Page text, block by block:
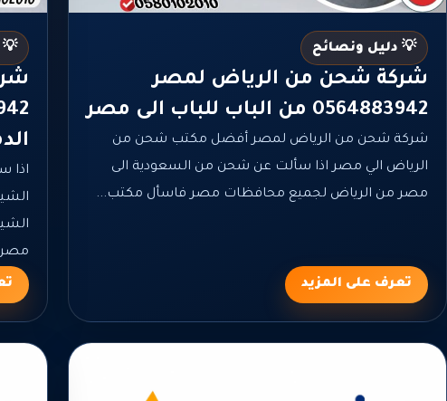
💡 دليل ونصائح
شركة شحن من الرياض لمصر
0564883942 من الباب للباب الى مصر
شركة شحن من الرياض لمصر أفضل مكتب شحن من
الرياض الي مصر اذا سألت عن شحن من السعودية الى
مصر من الرياض لجميع محافظات مصر فاسأل مكتب...
تعرف على المزيد
💡
اذا